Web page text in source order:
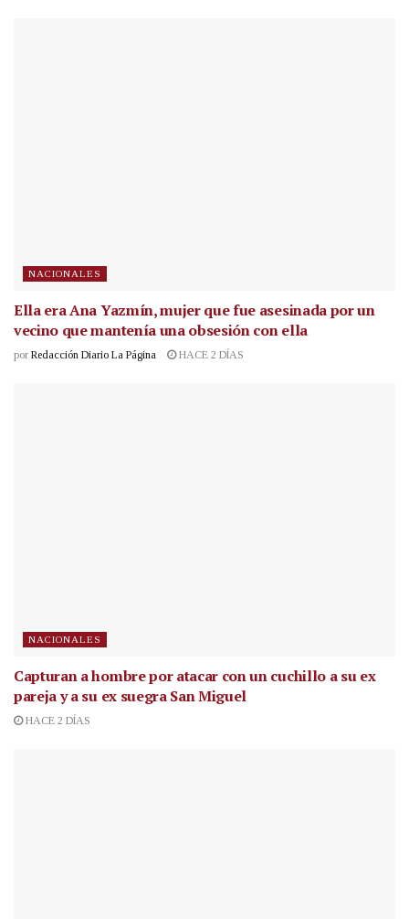
NACIONALES
Ella era Ana Yazmín, mujer que fue asesinada por un
vecino que mantenía una obsesión con ella
por Redacción Diario La Página HACE 2 DÍAS
NACIONALES
Capturan a hombre por atacar con un cuchillo a su ex
pareja y a su ex suegra San Miguel
HACE 2 DÍAS